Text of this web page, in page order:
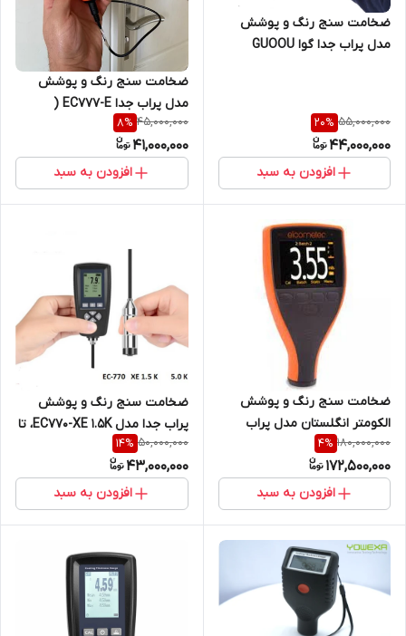
ضخامت سنج رنگ و پوشش
مدل پراب جدا گوا GUOOU
55,000,000
20%
44,000,000
افزودن به سبد
ضخامت سنج رنگ و پوشش
مدل پراب جدا EC777-E (
یووکسا یا یواسه نمایندگی اصلی
جوش آزما تجهیز 09120741826))
45,000,000
8%
41,000,000
افزودن به سبد
ضخامت سنج رنگ و پوشش
الکومتر انگلستان مدل پراب
رنگ بر روی آهن و غیر آهن)
180,000,000
4%
172,500,000
افزودن به سبد
ضخامت سنج رنگ و پوشش
پراب جدا مدل EC770-XE 1.5K، تا
1500 میکرون ( نمایندگی اصلی
جوش آزما تجهیز 09120741826 )
50,000,000
14%
43,000,000
افزودن به سبد